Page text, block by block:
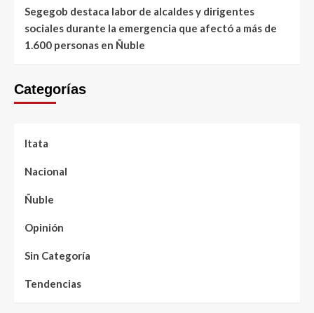
Segegob destaca labor de alcaldes y dirigentes
sociales durante la emergencia que afectó a más de
1.600 personas en Ñuble
Categorías
Itata
Nacional
Ñuble
Opinión
Sin Categoría
Tendencias